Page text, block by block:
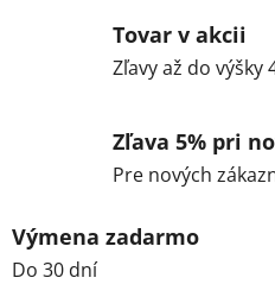
Tovar v akcii
Zľavy až do výšky
Zľava 5% pri
Pre nových
Výmena zadarmo
Do 30 dní